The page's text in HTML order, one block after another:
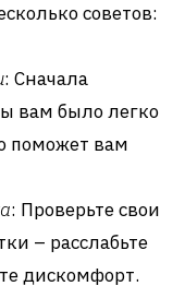
советов:
: Сначала
вам было легко
поможет вам
: Проверьте свои
– расслабьте
дискомфорт.